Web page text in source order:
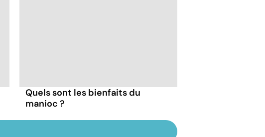
Quels sont les bienfaits du
manioc ?